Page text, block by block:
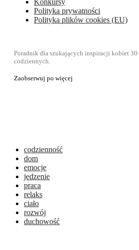
Polityka prywatności
Polityka plików cookies (EU)
Poradnik dla szukających inspiracji kobiet
codziennych.
Zaobserwuj po więcej
codzienność
dom
emocje
jedzenie
praca
relaks
ciało
rozwój
duchowość